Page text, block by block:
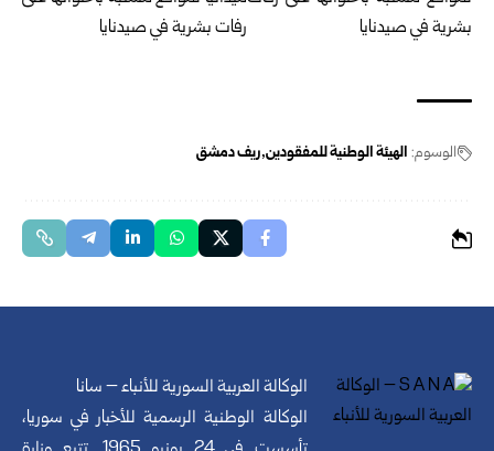
الوسوم: الهيئة الوطنية للمفقودين ريف دمشق
الوكالة العربية السورية للأنباء – سانا
الوكالة الوطنية الرسمية للأخبار في سوريا،